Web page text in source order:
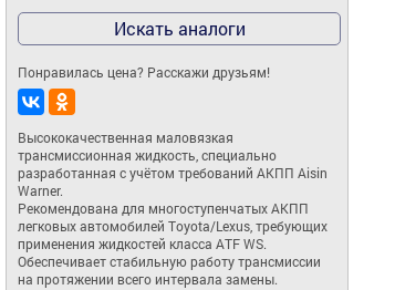
Искать аналоги
Понравилась цена? Расскажи друзьям!
Высококачественная маловязкая
трансмиссионная жидкость, специально
разработанная с учётом требований АКПП Aisin
Warner.
Рекомендована для многоступенчатых АКПП
легковых автомобилей Toyota/Lexus, требующих
применения жидкостей класса ATF WS.
Обеспечивает стабильную работу трансмиссии
на протяжении всего интервала замены.